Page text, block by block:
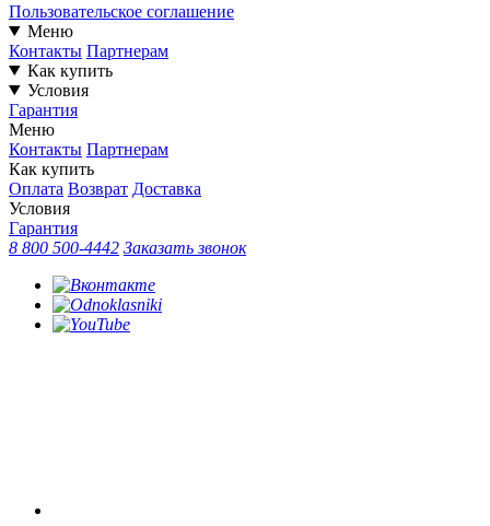
Пользовательское соглашение
Меню
Контакты Партнерам
Как купить
Условия
Гарантия
Меню
Контакты Партнерам
Как купить
Оплата Возврат Доставка
Условия
Гарантия
8 800 500-4442 Заказать звонок